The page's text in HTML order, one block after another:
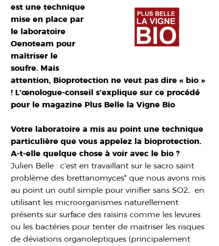
est une technique
mise en place par
le laboratoire
Oenoteam pour
maîtriser le
soufre. Mais
attention, Bioprotection ne veut pas dire « bio »
! L’œnologue-conseil s’explique sur ce procédé
pour le magazine Plus Belle la Vigne Bio
Votre laboratoire a mis au point une technique
particulière que vous appelez la bioprotection.
A-t-elle quelque chose à voir avec le bio ?
Julien Belle : c’est en travaillant sur le sacro saint
problème des brettanomyces* que nous avons mis
au point un outil simple pour vinifier sans SO2, en
utilisant les microorganismes naturellement
présents sur surface des raisins comme les levures
ou les bactéries pour tenter de maîtriser les risques
de déviations organoleptiques (principalement